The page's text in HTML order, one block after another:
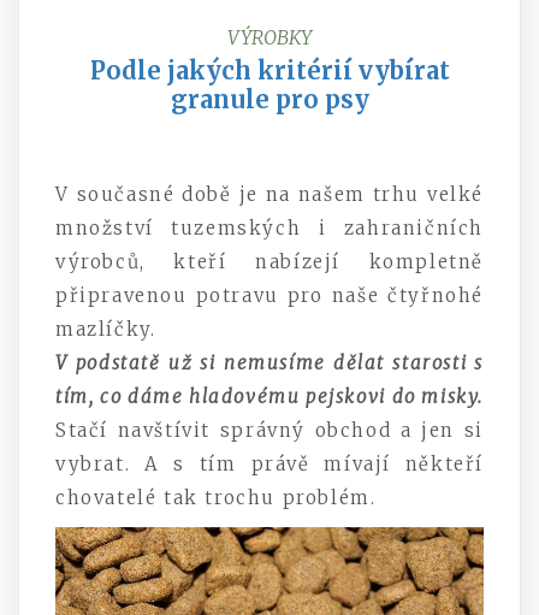
VÝROBKY
Podle jakých kritérií vybírat
granule pro psy
V současné době je na našem trhu velké
množství tuzemských i zahraničních
výrobců, kteří nabízejí kompletně
připravenou potravu pro naše čtyřnohé
mazlíčky.
V podstatě už si nemusíme dělat starosti s
tím, co dáme hladovému pejskovi do misky.
Stačí navštívit správný obchod a jen si
vybrat. A s tím právě mívají někteří
chovatelé tak trochu problém.